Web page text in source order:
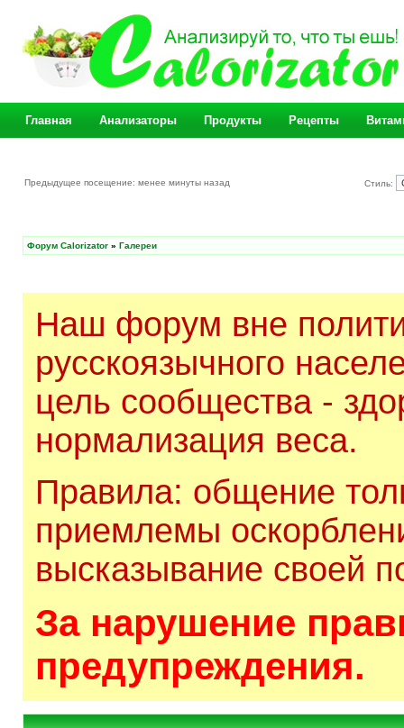
Главная Анализаторы Продукты Рецепты
Предыдущее посещение: менее минуты назад Стиль:
Форум Calorizator » Галереи
Наш форум вне
русскоязычного
цель сообщества -
нормализация веса.
Правила: общение
приемлемы
высказывание своей
За нарушение
предупреждения.